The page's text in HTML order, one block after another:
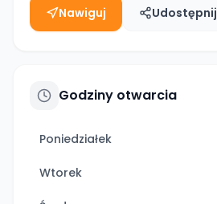
Nawiguj Udostępnij
Godziny otwarcia
Poniedziałek
Wtorek